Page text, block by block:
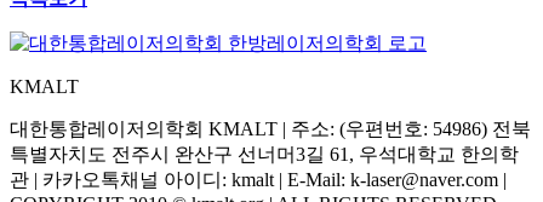
KMALT
대한통합레이저의학회 KMALT | 주소: (우편번호: 54986) 전북
특별자치도 전주시 완산구 선너머3길 61, 우석대학교 한의학
관 | 카카오톡채널 아이디: kmalt | E-Mail: k-laser@naver.com |